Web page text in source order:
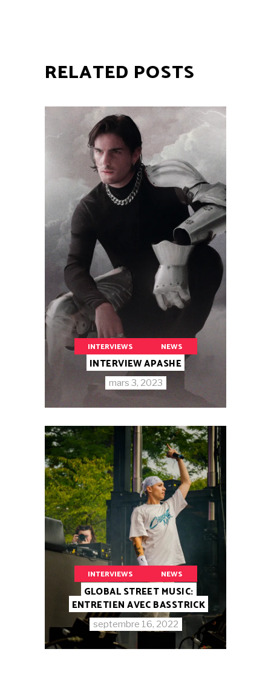
RELATED POSTS
INTERVIEWS NEWS
INTERVIEW APASHE
mars 3, 2023
INTERVIEWS NEWS
GLOBAL STREET MUSIC:
ENTRETIEN AVEC BASSTRICK
septembre 16, 2022